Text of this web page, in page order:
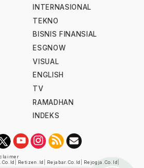
INTERNASIONAL
TEKNO
BISNIS FINANSIAL
ESGNOW
VISUAL
ENGLISH
TV
RAMADHAN
INDEKS
Retizen.id Rejabar.co.id Rejogja.co.id